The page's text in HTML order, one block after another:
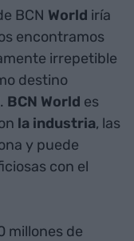
BCN World iría
encontramos
irrepetible
destino
BCN World es
la industria, las
y puede
con el
millones de